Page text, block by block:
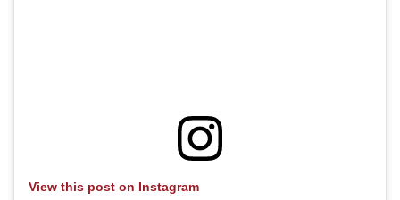
View this post on Instagram